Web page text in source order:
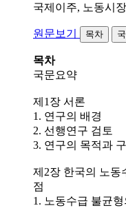
국제이주, 노동시장
원문보기 목차
목차
국문요약
제1장 서론
1. 연구의 배경
2. 선행연구 검토
3. 연구의 목적과
제2장 한국의 노동
점
1. 노동수급 불균형